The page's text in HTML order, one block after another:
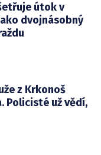
útok v
dvojnásobný
z Krkonoš
Policisté už vědí,